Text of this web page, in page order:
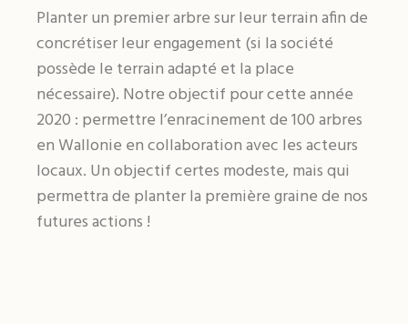
Planter un premier arbre sur leur terrain afin de
concrétiser leur engagement (si la société
possède le terrain adapté et la place
nécessaire). Notre objectif pour cette année
2020 : permettre l’enracinement de 100 arbres
en Wallonie en collaboration avec les acteurs
locaux. Un objectif certes modeste, mais qui
permettra de planter la première graine de nos
futures actions !